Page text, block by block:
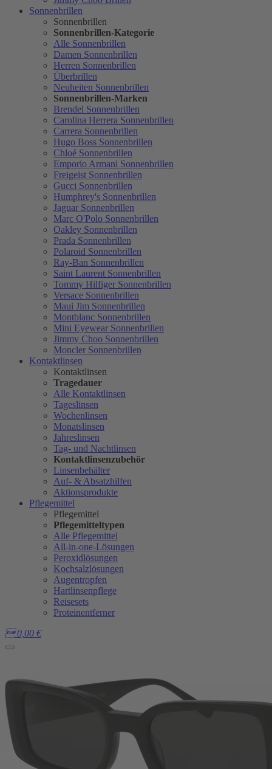
Sonnenbrillen
Sonnenbrillen
Sonnenbrillen-Kategorie
Alle Sonnenbrillen
Damen Sonnenbrillen
Herren Sonnenbrillen
Überbrillen
Neuheiten Sonnenbrillen
Sonnenbrillen-Marken
Brendel Sonnenbrillen
Carolina Herrera Sonnenbrillen
Carrera Sonnenbrillen
Hugo Boss Sonnenbrillen
Chloé Sonnenbrillen
Emporio Armani Sonnenbrillen
Freigeist Sonnenbrillen
Gucci Sonnenbrillen
Humphrey's Sonnenbrillen
Jaguar Sonnenbrillen
Marc O'Polo Sonnenbrillen
Oakley Sonnenbrillen
Prada Sonnenbrillen
Polaroid Sonnenbrillen
Ray-Ban Sonnenbrillen
Saint Laurent Sonnenbrillen
Tommy Hilfiger Sonnenbrillen
Versace Sonnenbrillen
Maui Jim Sonnenbrillen
Montblanc Sonnenbrillen
Mini Eyewear Sonnenbrillen
Jimmy Choo Sonnenbrillen
Moncler Sonnenbrillen
Kontaktlinsen
Kontaktlinsen
Tragedauer
Alle Kontaktlinsen
Tageslinsen
Wochenlinsen
Monatslinsen
Jahreslinsen
Tag- und Nachtlinsen
Kontaktlinsenzubehör
Linsenbehälter
Auf- & Absatzhilfen
Aktionsprodukte
Pflegemittel
Pflegemittel
Pflegemitteltypen
Alle Pflegemittel
All-in-one-Lösungen
Peroxidlösungen
Kochsalzlösungen
Augentropfen
Hartlinsenpflege
Reisesets
Proteinentferner
 0,00 €